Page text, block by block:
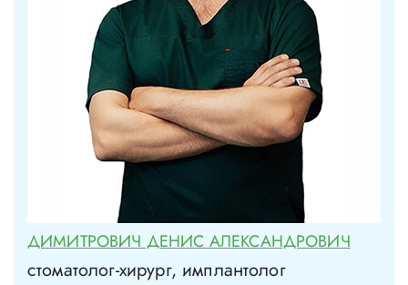
ДИМИТРОВИЧ ДЕНИС АЛЕКСАНДРОВИЧ
стоматолог-хирург, имплантолог